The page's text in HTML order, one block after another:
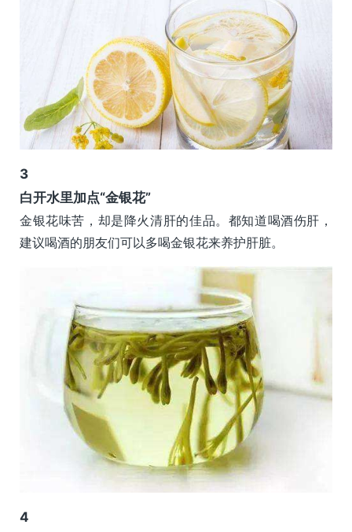
3
白开水里加点“金银花”
金银花味苦，却是降火清肝的佳品。都知道喝酒伤肝，
建议喝酒的朋友们可以多喝金银花来养护肝脏。
4